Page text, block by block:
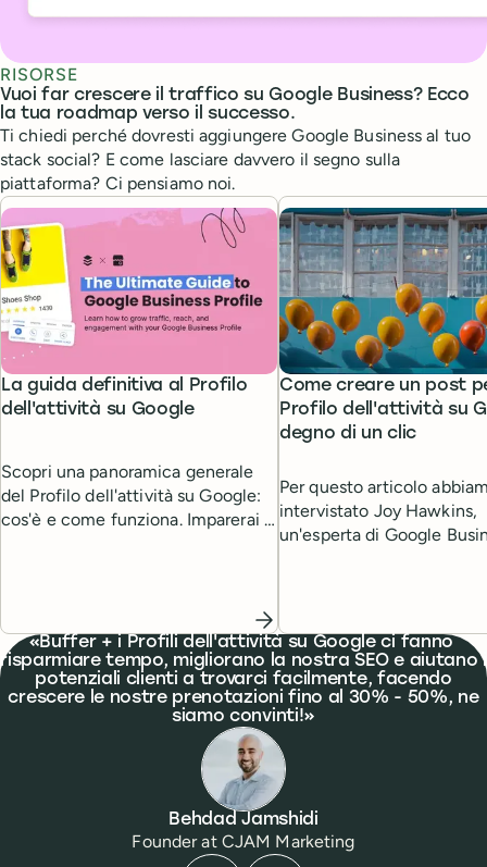
RISORSE
Vuoi far crescere il traffico su Google Business? Ecco
la tua roadmap verso il successo.
Ti chiedi perché dovresti aggiungere Google Business al tuo
stack social? E come lasciare davvero il segno sulla
piattaforma? Ci pensiamo noi.
La guida definitiva al Profilo
dell'attività su Google
Scopri una panoramica generale
del Profilo dell'attività su Google:
cos'è e come funziona. Imparerai a
Come creare un post
Profilo dell'attività su
degno di un clic
Per questo articolo
intervistato Joy Hawkins,
un'esperta di Google
ricerche organiche verso
attività.
What people are saying
Buffer + i Profili dell'attività su Google ci fanno
risparmiare tempo, migliorano la nostra SEO e aiutano i
potenziali clienti a trovarci facilmente, facendo
crescere le nostre prenotazioni fino al 30% - 50%, ne
siamo convinti!
Behdad Jamshidi
Founderat CJAM Marketing